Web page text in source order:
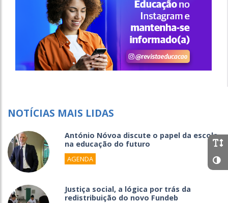
NOTÍCIAS MAIS LIDAS
António Nóvoa discute o papel da escola
na educação do futuro
AGENDA
Justiça social, a lógica por trás da
redistribuição do novo Fundeb